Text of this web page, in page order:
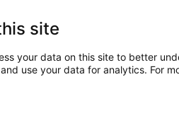
site
your data on this site to better
use your data for analytics. For